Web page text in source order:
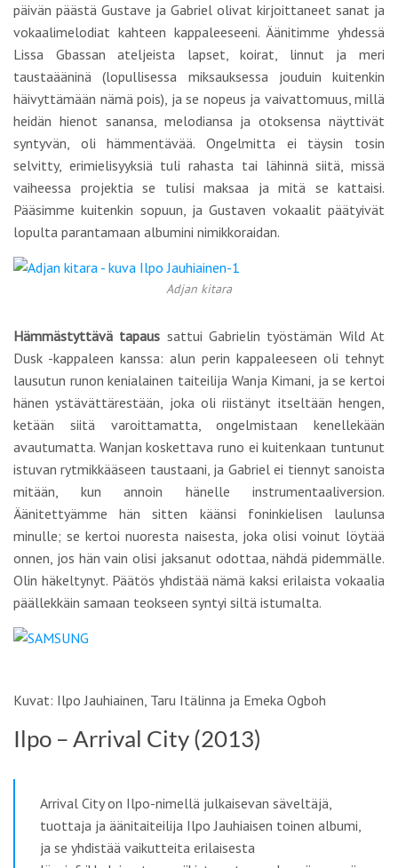
päivän päästä Gustave ja Gabriel olivat kirjoittaneet sanat ja
vokaalimelodiat kahteen kappaleeseeni. Äänitimme yhdessä
Lissa Gbassan ateljeista lapset, koirat, linnut ja meri
taustaääninä (lopullisessa miksauksessa jouduin kuitenkin
häivyttämään nämä pois), ja se nopeus ja vaivattomuus, millä
heidän hienot sanansa, melodiansa ja otoksensa näyttivät
syntyvän, oli hämmentävää. Ongelmitta ei täysin tosin
selvitty, erimielisyyksiä tuli rahasta tai lähinnä siitä, missä
vaiheessa projektia se tulisi maksaa ja mitä se kattaisi.
Pääsimme kuitenkin sopuun, ja Gustaven vokaalit päätyivät
lopulta parantamaan albumini nimikkoraidan.
Adjan kitara
Hämmästyttävä tapaus sattui Gabrielin työstämän Wild At
Dusk -kappaleen kanssa: alun perin kappaleeseen oli tehnyt
lausutun runon kenialainen taiteilija Wanja Kimani, ja se kertoi
hänen ystävättärestään, joka oli riistänyt itseltään hengen,
ketään siitä varoittamatta, ongelmistaan kenellekään
avautumatta. Wanjan koskettava runo ei kuitenkaan tuntunut
istuvan rytmikkääseen taustaani, ja Gabriel ei tiennyt sanoista
mitään, kun annoin hänelle instrumentaaliversion.
Äänitettyämme hän sitten käänsi foninkielisen laulunsa
minulle; se kertoi nuoresta naisesta, joka olisi voinut löytää
onnen, jos hän vain olisi jaksanut odottaa, nähdä pidemmälle.
Olin häkeltynyt. Päätös yhdistää nämä kaksi erilaista vokaalia
päällekkäin samaan teokseen syntyi siltä istumalta.
Kuvat: Ilpo Jauhiainen, Taru Itälinna ja Emeka Ogboh
Ilpo – Arrival City (2013)
Arrival City on Ilpo-nimellä julkaisevan säveltäjä,
tuottaja ja äänitaiteilija Ilpo Jauhiaisen toinen albumi,
ja se yhdistää vaikutteita erilaisesta